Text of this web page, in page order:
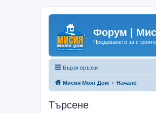
Форум |
Предаването за
Бързи връзки
Мисия Моят Дом Начало
Търсене